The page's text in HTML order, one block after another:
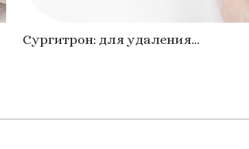
Сургитрон: для удаления